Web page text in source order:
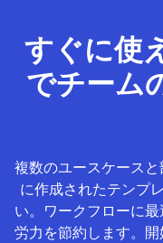
すぐに使
でチーム
複数のユースケース
に作成されたテンプ
い。ワークフローに
労力を節約します。